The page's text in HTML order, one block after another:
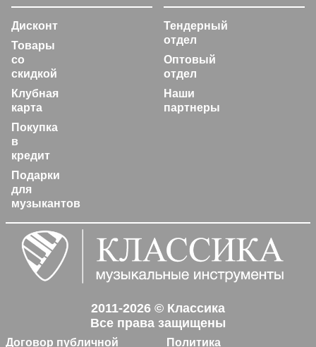
Дисконт
Товары
со
скидкой
Клубная
карта
Покупка
в
кредит
Подарки
для
музыкантов
Тендерный
отдел
Оптовый
отдел
Наши
партнеры
2011-2026 © Классика
Все права защищены
Договор публичной Политика